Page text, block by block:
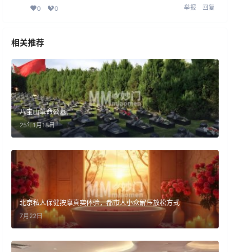
0 0 举报 回复
相关推荐
八宝山革命公墓
25年1月18日
北京私人保健按摩真实体验，都市人小众解压放松方式
7月22日